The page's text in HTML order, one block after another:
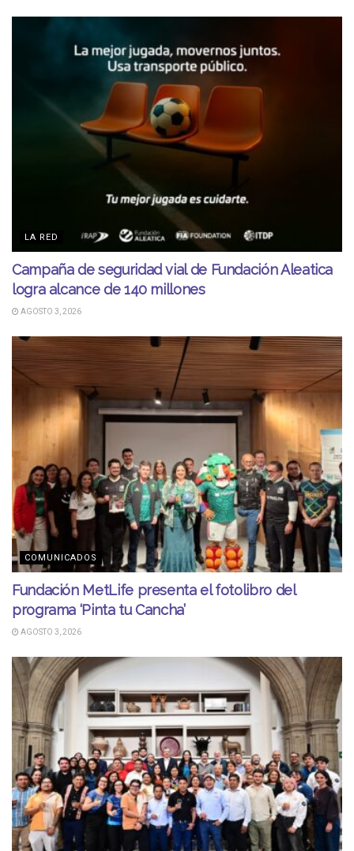
LA RED
Campaña de seguridad vial de Fundación Aleatica
logra alcance de 140 millones
AGOSTO 3, 2026
COMUNICADOS
Fundación MetLife presenta el fotolibro del
programa ‘Pinta tu Cancha’
AGOSTO 3, 2026